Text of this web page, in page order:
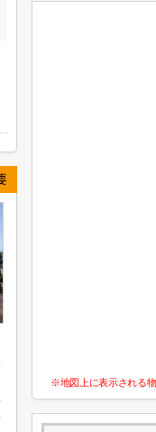
※地図上に表示される